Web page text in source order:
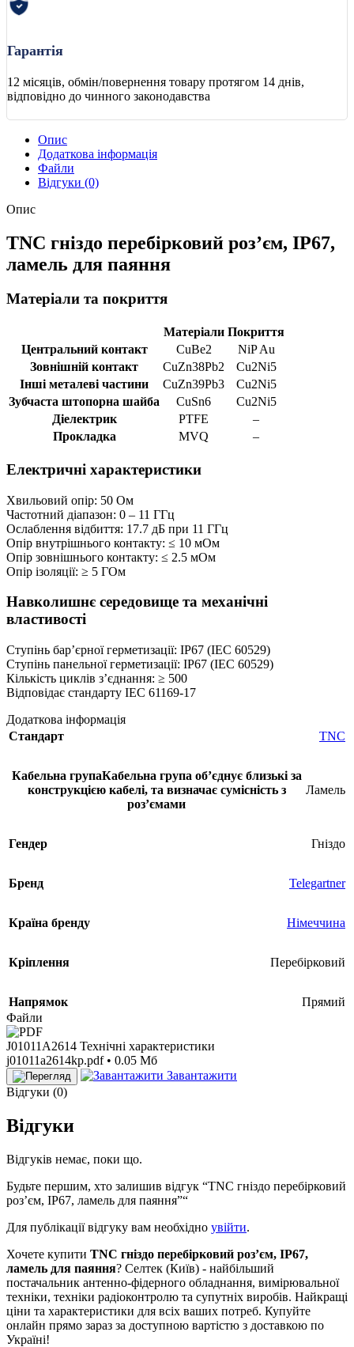
Гарантія
12 місяців, обмін/повернення товару протягом 14 днів,
відповідно до чинного законодавства
Опис
Додаткова інформація
Файли
Відгуки (0)
Опис
TNC гніздо перебірковий роз’єм, IP67,
ламель для паяння
Матеріали та покриття
Матеріали Покриття
Центральний контакт
CuBe2
NiP Au
Зовнішній контакт
CuZn38Pb2
Cu2Ni5
Інші металеві частини
CuZn39Pb3
Cu2Ni5
Зубчаста штопорна шайба
CuSn6
Cu2Ni5
Діелектрик
PTFE
–
Прокладка
MVQ –
Електричні характеристики
Хвильовий опір: 50 Ом
Частотний діапазон: 0 – 11 ГГц
Ослаблення відбиття: 17.7 дБ при 11 ГГц
Опір внутрішнього контакту: ≤ 10 мОм
Опір зовнішнього контакту: ≤ 2.5 мОм
Опір ізоляції: ≥ 5 ГОм
Навколишнє середовище та механічні
властивості
Cтупінь бар’єрної герметизації: IP67 (IEC 60529)
Cтупінь панельної герметизації: IP67 (IEC 60529)
Кількість циклів з’єднання: ≥ 500
Відповідає стандарту IEC 61169-17
Додаткова інформація
Стандарт
TNC
Кабельна групаКабельна група обʼєднує близькі за
конструкцією кабелі, та визначає сумісність з
розʼємами
Ламель
Гендер Гніздо
Бренд Telegartner
Країна бренду Німеччина
Кріплення Перебірковий
Напрямок
Прямий
Файли
J01011A2614 Технічні характеристики
j01011a2614kp.pdf • 0.05 Мб
Завантажити
Відгуки (0)
Відгуки
Відгуків немає, поки що.
Будьте першим, хто залишив відгук “TNC гніздо перебірковий
роз’єм, IP67, ламель для паяння”“
Для публікації відгуку вам необхідно увійти.
Хочете купити TNC гніздо перебірковий роз’єм, IP67,
ламель для паяння? Селтек (Київ) - найбільший
постачальник антенно-фідерного обладнання, вимірювальної
техніки, техніки радіоконтролю та супутніх виробів. Найкращі
ціни та характеристики для всіх ваших потреб. Купуйте
онлайн прямо зараз за доступною вартістю з доставкою по
Україні!